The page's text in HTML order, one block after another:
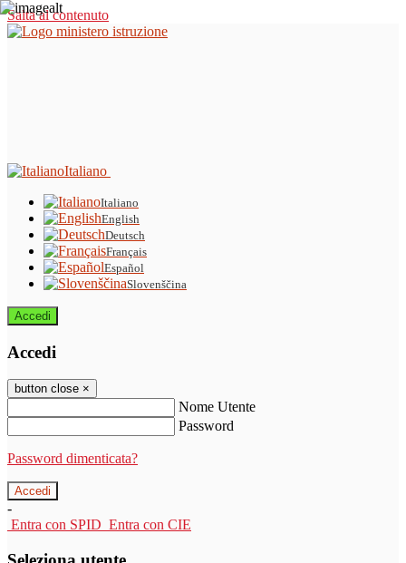
Salta al contenuto
Italiano
Italiano
English
Deutsch
Français
Español
Slovenščina
Accedi
Accedi
button close ×
Nome Utente
Password
Password dimenticata?
-
Entra con SPID Entra con CIE